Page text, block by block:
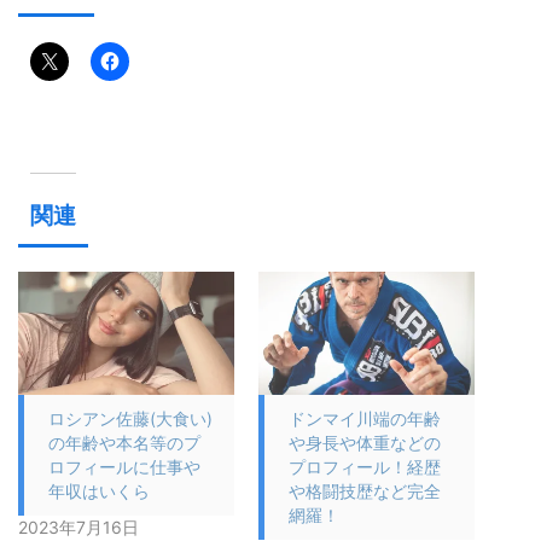
関連
ロシアン佐藤(大食い)
の年齢や本名等のプ
ロフィールに仕事や
年収はいくら
2023年7月16日
ドンマイ川端の年齢
や身長や体重などの
プロフィール！経歴
や格闘技歴など完全
網羅！